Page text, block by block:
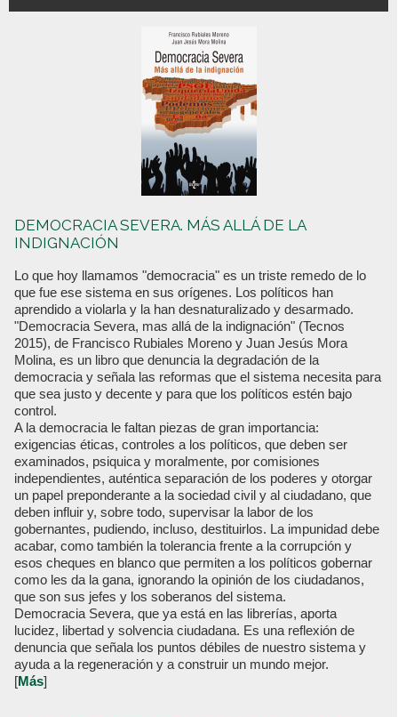
DEMOCRACIA SEVERA. MÁS ALLÁ DE LA
INDIGNACIÓN
Lo que hoy llamamos "democracia" es un triste remedo de lo
que fue ese sistema en sus orígenes. Los políticos han
aprendido a violarla y la han desnaturalizado y desarmado.
"Democracia Severa, mas allá de la indignación" (Tecnos
2015), de Francisco Rubiales Moreno y Juan Jesús Mora
Molina, es un libro que denuncia la degradación de la
democracia y señala las reformas que el sistema necesita para
que sea justo y decente y para que los políticos estén bajo
control.
A la democracia le faltan piezas de gran importancia:
exigencias éticas, controles a los políticos, que deben ser
examinados, psiquica y moralmente, por comisiones
independientes, auténtica separación de los poderes y otorgar
un papel preponderante a la sociedad civil y al ciudadano, que
deben influir y, sobre todo, supervisar la labor de los
gobernantes, pudiendo, incluso, destituirlos. La impunidad debe
acabar, como también la tolerancia frente a la corrupción y
esos cheques en blanco que permiten a los políticos gobernar
como les da la gana, ignorando la opinión de los ciudadanos,
que son sus jefes y los soberanos del sistema.
Democracia Severa, que ya está en las librerías, aporta
lucidez, libertad y solvencia ciudadana. Es una reflexión de
denuncia que señala los puntos débiles de nuestro sistema y
ayuda a la regeneración y a construir un mundo mejor.
[Más]